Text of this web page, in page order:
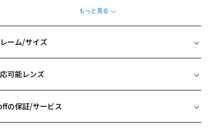
。
や色味の出方に個体差があり、画像と異なる場合がございます。
ページをみる
汚れなどがあるB級品ではございません。
ーム/サイズ
リッジ(鼻部分)の横幅：17mm
可能レンズ
フレームとレンズの合計料金を知りたい方へ
の保証/サービス